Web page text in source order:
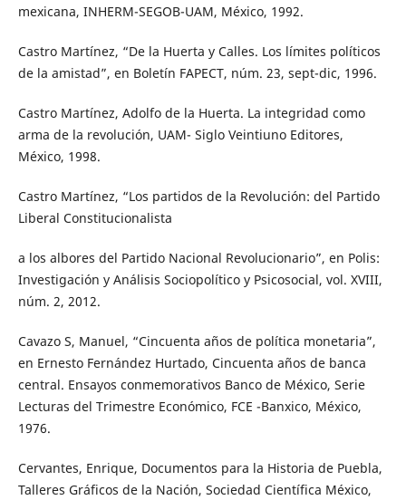
mexicana, INHERM-SEGOB-UAM, México, 1992.
Castro Martínez, “De la Huerta y Calles. Los límites políticos
de la amistad”, en Boletín FAPECT, núm. 23, sept-dic, 1996.
Castro Martínez, Adolfo de la Huerta. La integridad como
arma de la revolución, UAM- Siglo Veintiuno Editores,
México, 1998.
Castro Martínez, “Los partidos de la Revolución: del Partido
Liberal Constitucionalista
a los albores del Partido Nacional Revolucionario”, en Polis:
Investigación y Análisis Sociopolítico y Psicosocial, vol. XVIII,
núm. 2, 2012.
Cavazo S, Manuel, “Cincuenta años de política monetaria”,
en Ernesto Fernández Hurtado, Cincuenta años de banca
central. Ensayos conmemorativos Banco de México, Serie
Lecturas del Trimestre Económico, FCE -Banxico, México,
1976.
Cervantes, Enrique, Documentos para la Historia de Puebla,
Talleres Gráficos de la Nación, Sociedad Científica México,